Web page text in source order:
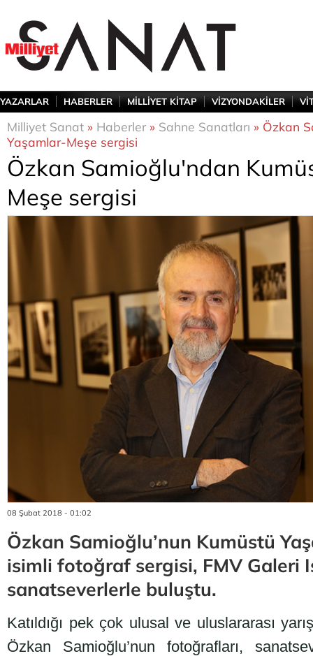
YAZARLAR HABERLER MİLLİYET KİTAP VİZYONDAKİLER
Milliyet Sanat » Haberler» Sahne Sanatları » Özkan
Yaşamlar-Meşe sergisi
Özkan Samioğlu'ndan
Meşe sergisi
08 Şubat 2018 - 01:02
Özkan Samioğlu’nun Kumüstü
isimli fotoğraf sergisi, FMV Galeri
sanatseverlerle buluştu.
Katıldığı pek çok ulusal ve uluslararası
Özkan Samioğlu’nun fotoğrafları,